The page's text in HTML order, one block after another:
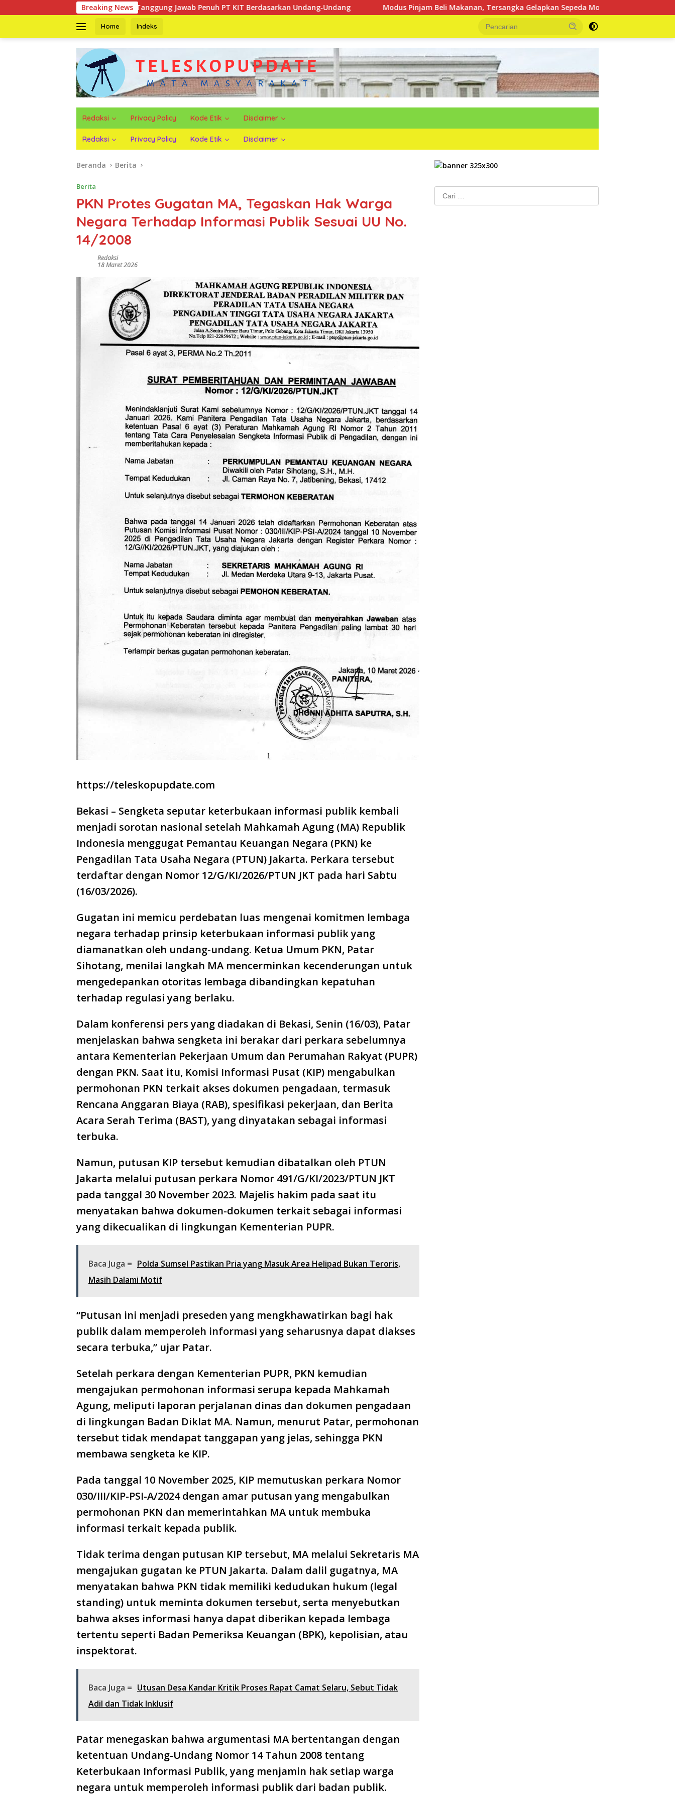
ke
Breaking News
Jalan Tuntut Tanggung Jawab Penuh PT KIT Berdasarkan Undang‑Undang Modus Pinjam Beli Makanan, Tersangka Gelapkan Sepeda Motor Diringkus Polsek Lubuk Batang
Home Indeks
Redaksi Privacy Policy Kode Etik Disclaimer
Redaksi Privacy Policy Kode Etik Disclaimer
Beranda Berita
Berita
PKN Protes Gugatan MA, Tegaskan Hak Warga
Negara Terhadap Informasi Publik Sesuai UU No.
14/2008
Redaksi
18 Maret 2026
https://teleskopupdate.com
Bekasi – Sengketa seputar keterbukaan informasi publik kembali
menjadi sorotan nasional setelah Mahkamah Agung (MA) Republik
Indonesia menggugat Pemantau Keuangan Negara (PKN) ke
Pengadilan Tata Usaha Negara (PTUN) Jakarta. Perkara tersebut
terdaftar dengan Nomor 12/G/KI/2026/PTUN JKT pada hari Sabtu
(16/03/2026).
Gugatan ini memicu perdebatan luas mengenai komitmen lembaga
negara terhadap prinsip keterbukaan informasi publik yang
diamanatkan oleh undang-undang. Ketua Umum PKN, Patar
Sihotang, menilai langkah MA mencerminkan kecenderungan untuk
mengedepankan otoritas lembaga dibandingkan kepatuhan
terhadap regulasi yang berlaku.
Dalam konferensi pers yang diadakan di Bekasi, Senin (16/03), Patar
menjelaskan bahwa sengketa ini berakar dari perkara sebelumnya
antara Kementerian Pekerjaan Umum dan Perumahan Rakyat (PUPR)
dengan PKN. Saat itu, Komisi Informasi Pusat (KIP) mengabulkan
permohonan PKN terkait akses dokumen pengadaan, termasuk
Rencana Anggaran Biaya (RAB), spesifikasi pekerjaan, dan Berita
Acara Serah Terima (BAST), yang dinyatakan sebagai informasi
terbuka.
Namun, putusan KIP tersebut kemudian dibatalkan oleh PTUN
Jakarta melalui putusan perkara Nomor 491/G/KI/2023/PTUN JKT
pada tanggal 30 November 2023. Majelis hakim pada saat itu
menyatakan bahwa dokumen-dokumen terkait sebagai informasi
yang dikecualikan di lingkungan Kementerian PUPR.
Baca Juga = Polda Sumsel Pastikan Pria yang Masuk Area Helipad Bukan Teroris,
Masih Dalami Motif
“Putusan ini menjadi preseden yang mengkhawatirkan bagi hak
publik dalam memperoleh informasi yang seharusnya dapat diakses
secara terbuka,” ujar Patar.
Setelah perkara dengan Kementerian PUPR, PKN kemudian
mengajukan permohonan informasi serupa kepada Mahkamah
Agung, meliputi laporan perjalanan dinas dan dokumen pengadaan
di lingkungan Badan Diklat MA. Namun, menurut Patar, permohonan
tersebut tidak mendapat tanggapan yang jelas, sehingga PKN
membawa sengketa ke KIP.
Pada tanggal 10 November 2025, KIP memutuskan perkara Nomor
030/III/KIP-PSI-A/2024 dengan amar putusan yang mengabulkan
permohonan PKN dan memerintahkan MA untuk membuka
informasi terkait kepada publik.
Tidak terima dengan putusan KIP tersebut, MA melalui Sekretaris MA
mengajukan gugatan ke PTUN Jakarta. Dalam dalil gugatnya, MA
menyatakan bahwa PKN tidak memiliki kedudukan hukum (legal
standing) untuk meminta dokumen tersebut, serta menyebutkan
bahwa akses informasi hanya dapat diberikan kepada lembaga
tertentu seperti Badan Pemeriksa Keuangan (BPK), kepolisian, atau
inspektorat.
Baca Juga = Utusan Desa Kandar Kritik Proses Rapat Camat Selaru, Sebut Tidak
Adil dan Tidak Inklusif
Patar menegaskan bahwa argumentasi MA bertentangan dengan
ketentuan Undang-Undang Nomor 14 Tahun 2008 tentang
Keterbukaan Informasi Publik, yang menjamin hak setiap warga
negara untuk memperoleh informasi publik dari badan publik.
Cari
untuk: